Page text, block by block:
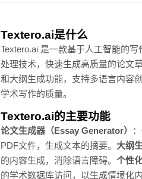
Textero.ai是什么
Textero.ai 是一款基于人工智能的
处理技术，快速生成高质量的论文
和大纲生成功能，支持多语言内容
学术写作的质量。
Textero.ai的主要功能
论文生成器（Essay Generator）
PDF文件，生成文本的摘要。 大纲
的内容生成，消除语言障碍。 个性
的学术数据库访问，以生成情境化内